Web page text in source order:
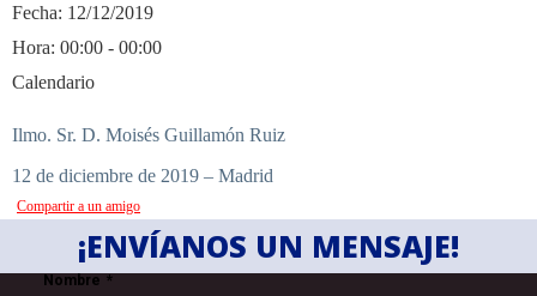
Fecha: 12/12/2019
Hora: 00:00 - 00:00
Calendario
Ilmo. Sr. D. Moisés Guillamón Ruiz
12 de diciembre de 2019 – Madrid
Compartir a un amigo
¡ENVÍANOS UN MENSAJE!
Nombre